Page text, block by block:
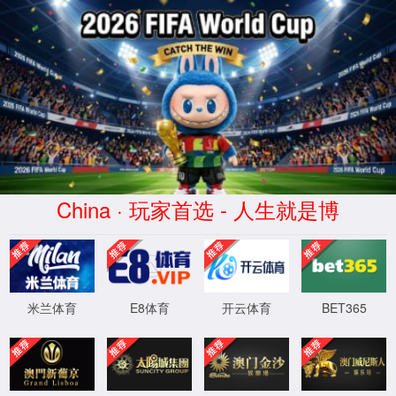
9728太阳集团(有限公司)-
Official Site
首页 太阳集团
tyc9728
本科生培养 研究生教育